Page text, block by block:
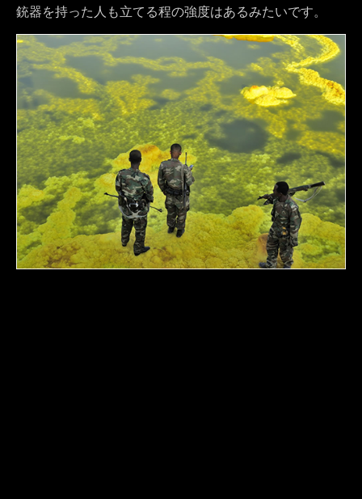
銃器を持った人も立てる程の強度はあるみたいです。